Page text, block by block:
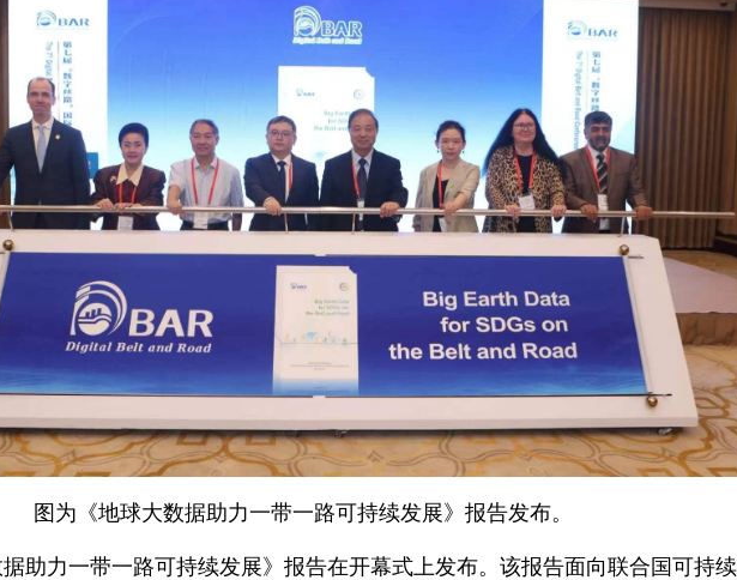
图为《地球大数据助力一带一路可持续发展》报告发布。
助力一带一路可持续发展》报告在开幕式上发布。该报告面向联合国可持